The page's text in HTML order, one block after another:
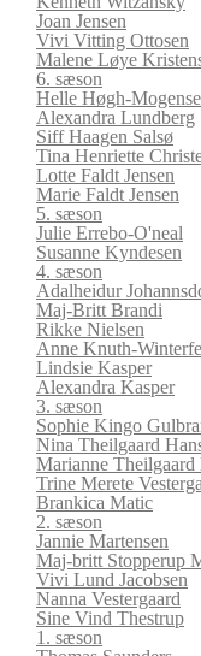
Joan Jensen
Vivi Vitting Ottosen
Malene Løye
6. sæson
Helle Høgh-
Alexandra Lundberg
Siff Haagen Salsø
Tina Henriette
Lotte Faldt Jensen
Marie Faldt Jensen
5. sæson
Julie Errebo-O'neal
Susanne Kyndesen
4. sæson
Adalheidur
Maj-Britt Brandi
Rikke Nielsen
Anne Knuth-
Lindsie Kasper
Alexandra Kasper
3. sæson
Sophie Kingo
Nina Theilgaard
Marianne Theilgaard
Trine Merete
Brankica Matic
2. sæson
Jannie Martensen
Maj-britt Stopperup
Vivi Lund Jacobsen
Nanna Vestergaard
Sine Vind Thestrup
1. sæson